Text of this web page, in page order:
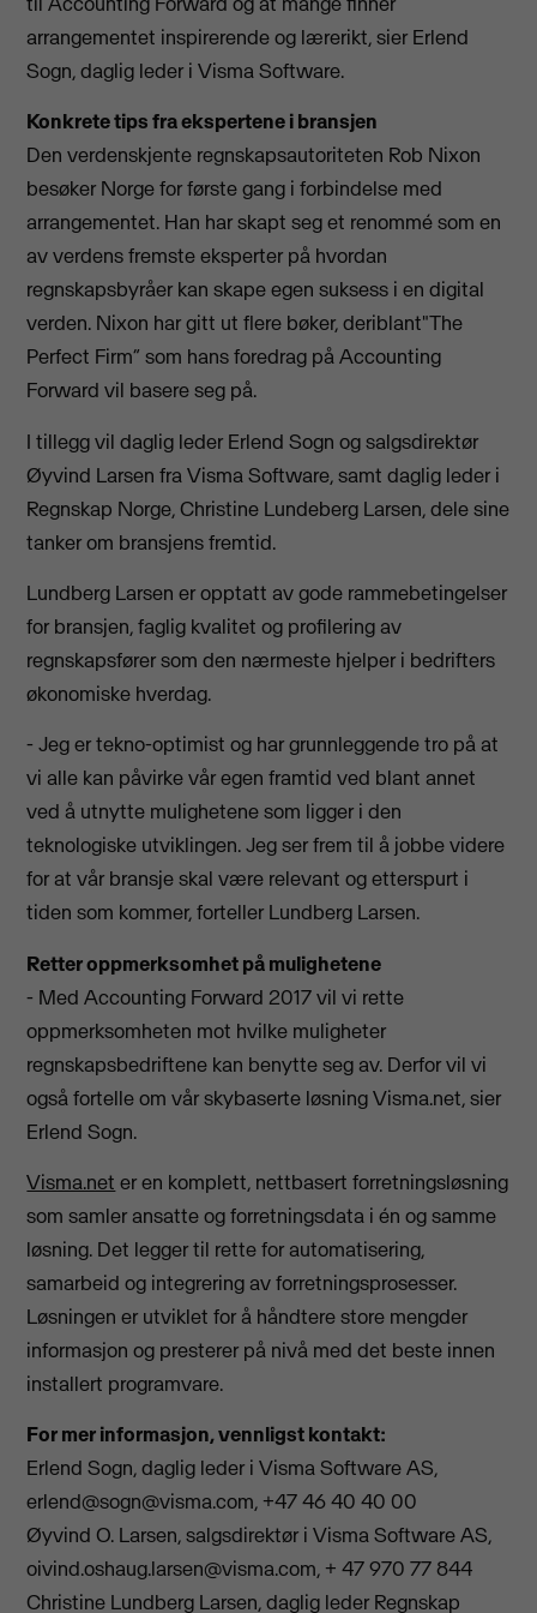
arrangementet inspirerende og lærerikt, sier Erlend
Sogn, daglig leder i Visma Software.
Konkrete tips fra ekspertene i bransjen
Den verdenskjente regnskapsautoriteten Rob Nixon
besøker Norge for første gang i forbindelse med
arrangementet. Han har skapt seg et renommé som en
av verdens fremste eksperter på hvordan
regnskapsbyråer kan skape egen suksess i en digital
verden. Nixon har gitt ut flere bøker, deriblant"The
Perfect Firm“ som hans foredrag på Accounting
Forward vil basere seg på.
I tillegg vil daglig leder Erlend Sogn og salgsdirektør
Øyvind Larsen fra Visma Software, samt daglig leder i
Regnskap Norge, Christine Lundeberg Larsen, dele sine
tanker om bransjens fremtid.
Lundberg Larsen er opptatt av gode rammebetingelser
for bransjen, faglig kvalitet og profilering av
regnskapsfører som den nærmeste hjelper i bedrifters
økonomiske hverdag.
- Jeg er tekno-optimist og har grunnleggende tro på at
vi alle kan påvirke vår egen framtid ved blant annet
ved å utnytte mulighetene som ligger i den
teknologiske utviklingen. Jeg ser frem til å jobbe videre
for at vår bransje skal være relevant og etterspurt i
tiden som kommer, forteller Lundberg Larsen.
Retter oppmerksomhet på mulighetene
- Med Accounting Forward 2017 vil vi rette
oppmerksomheten mot hvilke muligheter
regnskapsbedriftene kan benytte seg av. Derfor vil vi
også fortelle om vår skybaserte løsning Visma.net, sier
Erlend Sogn.
Visma.net er en komplett, nettbasert forretningsløsning
som samler ansatte og forretningsdata i én og samme
løsning. Det legger til rette for automatisering,
samarbeid og integrering av forretningsprosesser.
Løsningen er utviklet for å håndtere store mengder
informasjon og presterer på nivå med det beste innen
installert programvare.
For mer informasjon, vennligst kontakt:
Erlend Sogn, daglig leder i Visma Software AS,
erlend@sogn@visma.com, +47 46 40 40 00
Øyvind O. Larsen, salgsdirektør i Visma Software AS,
oivind.oshaug.larsen@visma.com, + 47 970 77 844
Christine Lundberg Larsen, daglig leder Regnskap